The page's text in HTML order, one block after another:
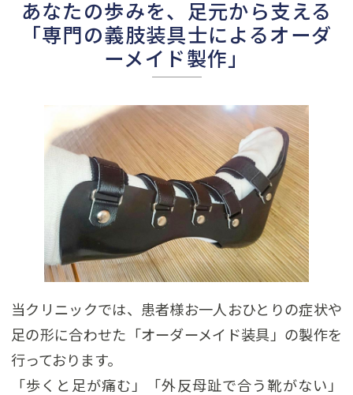
あなたの歩みを、足元から支える
「専門の義肢装具士によるオーダ
ーメイド製作」
当クリニックでは、患者様お一人おひとりの症状や
足の形に合わせた「オーダーメイド装具」の製作を
行っております。
「歩くと足が痛む」「外反母趾で合う靴がない」